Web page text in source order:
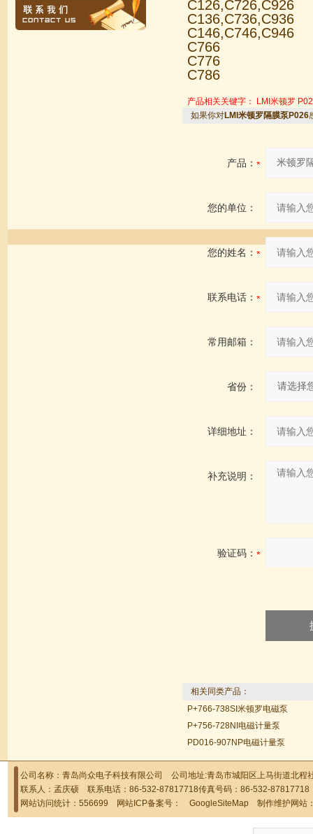
C126,C726,C926
C136,C736,C936
C146,C746,C946
C766
C776
C786
产品相关关键字： LMI米顿罗
如果你对LMI米顿罗隔膜泵P026
产品：
您的单位：
您的姓名：
联系电话：
常用邮箱：
省份：
详细地址：
补充说明：
验证码：
相关同类产品：
P+766-738SI米顿罗电磁泵
P+756-728NI电磁计量泵
PD016-907NP电磁计量泵
公司名称：青岛尚众电子科技有限公司 公司地址:青岛市城阳区上马街道北
联系人：孟庆硕 联系电话：86-532-87817718传真号码：86-532-
网站访问统计：556699 网站ICP备案号： GoogleSiteMap 制作维护网站